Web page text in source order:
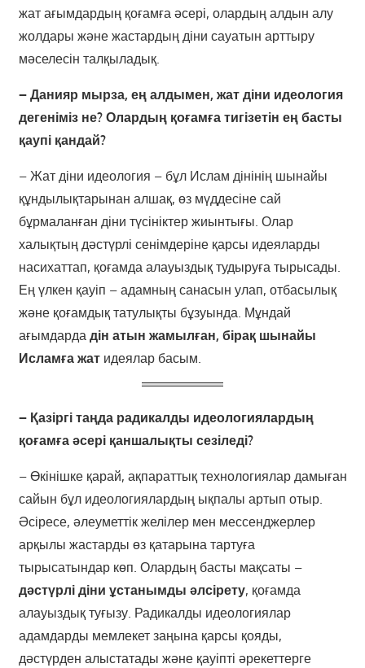
жат ағымдардың қоғамға әсері, олардың алдын алу
жолдары және жастардың діни сауатын арттыру
мәселесін талқыладық.
– Данияр мырза, ең алдымен, жат діни идеология
дегеніміз не? Олардың қоғамға тигізетін ең басты
қаупі қандай?
– Жат діни идеология – бұл Ислам дінінің шынайы
құндылықтарынан алшақ, өз мүддесіне сай
бұрмаланған діни түсініктер жиынтығы. Олар
халықтың дәстүрлі сенімдеріне қарсы идеяларды
насихаттап, қоғамда алауыздық тудыруға тырысады.
Ең үлкен қауіп – адамның санасын улап, отбасылық
және қоғамдық татулықты бұзуында. Мұндай
ағымдарда дін атын жамылған, бірақ шынайы
Исламға жатидеялар басым.
– Қазіргі таңда радикалды идеологиялардың
қоғамға әсері қаншалықты сезіледі?
– Өкінішке қарай, ақпараттық технологиялар дамыған
сайын бұл идеологиялардың ықпалы артып отыр.
Әсіресе, әлеуметтік желілер мен мессенджерлер
арқылы жастарды өз қатарына тартуға
тырысатындар көп. Олардың басты мақсаты –
дәстүрлі діни ұстанымды әлсірету, қоғамда
алауыздық туғызу. Радикалды идеологиялар
адамдарды мемлекет заңына қарсы қояды,
дәстүрден алыстатады және қауіпті әрекеттерге